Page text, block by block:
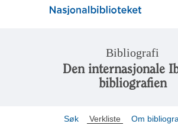
Bibliografi
Den internasjonale
bibliografien
Søk Verkliste Om